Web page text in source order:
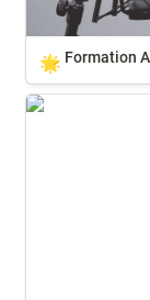
🌟 Formation
MOOC